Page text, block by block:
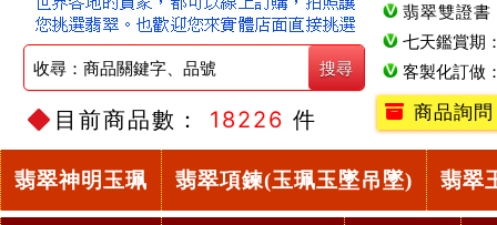
目前商品數： 18226 件
翡翠雙證書
七天鑑賞期
客製化訂做
商品詢問
翡翠神明玉珮 翡翠項鍊(玉珮玉墜吊墜) 翡翠